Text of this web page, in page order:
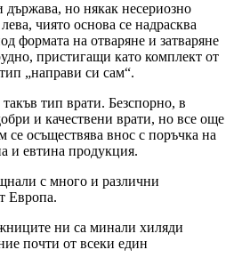
но някак несериозно
чиято основа се надрасква
формата на отваряне и затваряне
пристигащи като комплект от
„направи си сам“.
тип врати. Безспорно, в
и качествени врати, но все още
се осъществява внос с поръчка на
и евтина продукция.
с много и различни
Европа.
ни са минали хиляди
почти от всеки един